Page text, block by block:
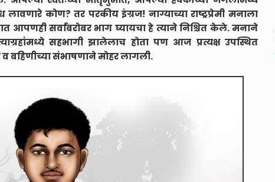
कोण? तर परकीय इंग्रज! नाग्याच्या राष्ट्रप्रेमी मनाला
आपणही सर्वांबरोबर भाग घ्यायचा हे त्याने निश्चित केले. मनाने
सहभागी झालेलाच होता पण आज प्रत्यक्ष उपस्थित
व बहिणीच्या संभाषणाने मोहर लागली.